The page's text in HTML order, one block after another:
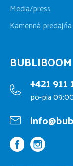
Media/press
Kamenná predajňa
BUBLIBOOM
+421 911
po-pia